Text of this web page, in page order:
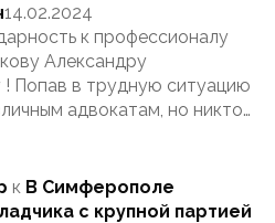
14.02.2024
к профессионалу
Александру
! Попав в трудную ситуацию
адвокатам, но никто…
к В Симферополе
с крупной партией